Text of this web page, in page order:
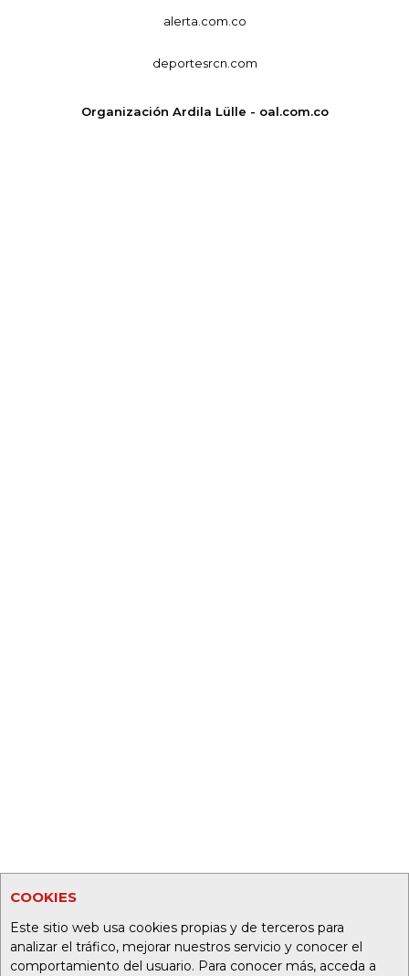
COOKIES
Este sitio web usa cookies propias y de terceros para
analizar el tráfico, mejorar nuestros servicio y conocer el
comportamiento del usuario. Para conocer más, acceda a
alerta.com.co
deportesrcn.com
Organización Ardila Lülle - oal.com.co